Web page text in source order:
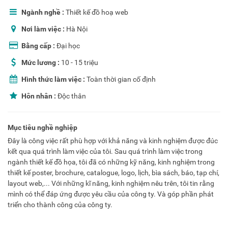
Ngành nghề :Thiết kế đồ hoạ web
Nơi làm việc : Hà Nội
Bằng cấp :Đại học
Mức lương : 10 - 15 triệu
Hình thức làm việc :Toàn thời gian cố định
Hôn nhân :Độc thân
Mục tiêu nghề nghiệp
Đây là công việc rất phù hợp với khả năng và kinh nghiệm được đúc
kết qua quá trình làm việc của tôi. Sau quá trình làm việc trong
ngành thiết kế đồ họa, tôi đã có những kỹ năng, kinh nghiệm trong
thiết kế poster, brochure, catalogue, logo, lịch, bìa sách, báo, tạp chí,
layout web,... Với những kĩ năng, kinh nghiệm nêu trên, tôi tin rằng
mình có thể đáp ứng được yêu cầu của công ty. Và góp phần phát
triển cho thành công của công ty.